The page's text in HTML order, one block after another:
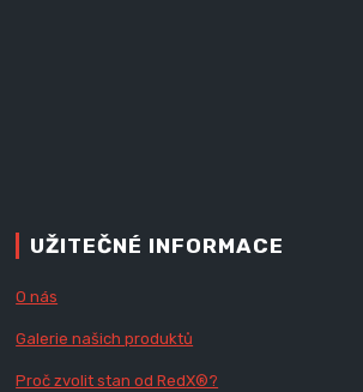
UŽITEČNÉ INFORMACE
O nás
Galerie našich produktů
Proč zvolit stan od RedX®?